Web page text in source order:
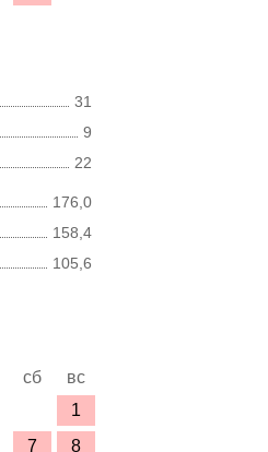
31
9
22
176,0
158,4
105,6
сб
вс
1
7 8